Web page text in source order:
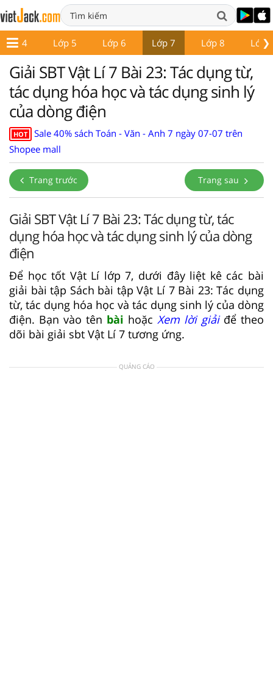
❯
Lớp 4 Lớp 5 Lớp 6 Lớp 7 Lớp 8 Lớp
Giải SBT Vật Lí 7 Bài 23: Tác dụng từ,
tác dụng hóa học và tác dụng sinh lý
của dòng điện
HOT
Sale 40% sách Toán - Văn - Anh 7 ngày 07-07 trên
Shopee mall
Trang trước Trang sau
Giải SBT Vật Lí 7 Bài 23: Tác dụng từ, tác
dụng hóa học và tác dụng sinh lý của dòng
điện
Để học tốt Vật Lí lớp 7, dưới đây liệt kê các bài
giải bài tập Sách bài tập Vật Lí 7 Bài 23: Tác dụng
từ, tác dụng hóa học và tác dụng sinh lý của dòng
điện. Bạn vào tên bài hoặc Xem lời giảiđể theo
dõi bài giải sbt Vật Lí 7 tương ứng.
QUẢNG CÁO